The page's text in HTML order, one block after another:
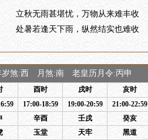
立秋无雨甚堪忧，万物从来难丰收
处暑若逢天下雨，纵然结实也难收
煞:西 月煞:南 老皇历月令:丙申
酉时 戌时
亥时
17:00-18:59 19:00-20:59
21:00-22:59
辛酉 壬戌
癸亥
玉堂 天牢 黑道